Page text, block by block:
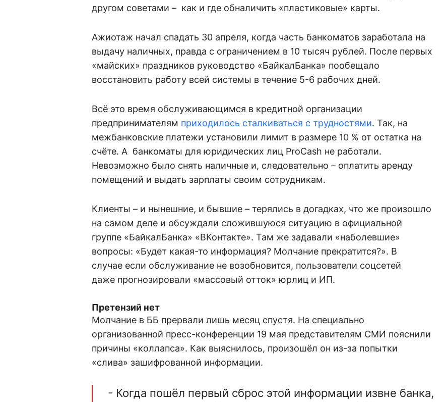
другом советами – как и где обналичить «пластиковые» карты.
Ажиотаж начал спадать 30 апреля, когда часть банкоматов заработала на
выдачу наличных, правда с ограничением в 10 тысяч рублей. После первых
«майских» праздников руководство «БайкалБанка» пообещало
восстановить работу всей системы в течение 5-6 рабочих дней.
Всё это время обслуживающимся в кредитной организации
предпринимателям приходилось сталкиваться с трудностями. Так, на
межбанковские платежи установили лимит в размере 10 % от остатка на
счёте. А банкоматы для юридических лиц ProCash не работали.
Невозможно было снять наличные и, следовательно – оплатить аренду
помещений и выдать зарплаты своим сотрудникам.
Клиенты – и нынешние, и бывшие – терялись в догадках, что же произошло
на самом деле и обсуждали сложившуюся ситуацию в официальной
группе «БайкалБанка» «ВКонтакте». Там же задавали «наболевшие»
вопросы: «Будет какая-то информация? Молчание прекратится?». В
случае если обслуживание не возобновится, пользователи соцсетей
даже прогнозировали «массовый отток» юрлиц и ИП.
Претензий нет
Молчание в ББ прервали лишь месяц спустя. На специально
организованной пресс-конференции 19 мая представителям СМИ пояснили
причины «коллапса». Как выяснилось, произошёл он из-за попытки
«слива» зашифрованной информации.
- Когда пошёл первый сброс этой информации извне банка,